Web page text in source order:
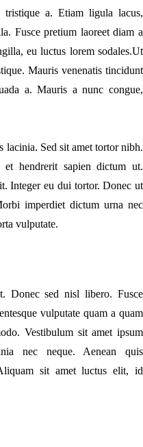
tristique a. Etiam ligula lacus,
Fusce pretium laoreet diam a
eu luctus lorem sodales.Ut
Mauris venenatis tincidunt
a. Mauris a nunc congue,
lacinia. Sed sit amet tortor nibh.
et hendrerit sapien dictum ut.
Integer eu dui tortor. Donec ut
imperdiet dictum urna nec
vulputate.
Donec sed nisl libero. Fusce
vulputate quam a quam
Vestibulum sit amet ipsum
nec neque. Aenean quis
sit amet luctus elit, id